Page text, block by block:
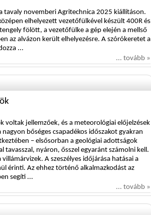
novemberi Agritechnica 2025 kiállításon.
elhelyezett vezetőfülkével készült 400R és
fölött, a vezetőfülke a gép elején a mellső
az alvázon került elhelyezésre. A szórókeretet a
...
... tovább »
voltak jellemzőek, és a meteorológiai előjelzések
bőséges csapadékos időszakot gyakran
– elsősorban a geológiai adottságok
nyáron, ősszel egyaránt számolni kell.
A szeszélyes időjárása hatásai a
érinti. Az ehhez történő alkalmazkodást az
segíti ...
... tovább »